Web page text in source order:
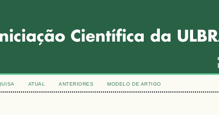
ATUAL ANTERIORES MODELO DE ARTIGO